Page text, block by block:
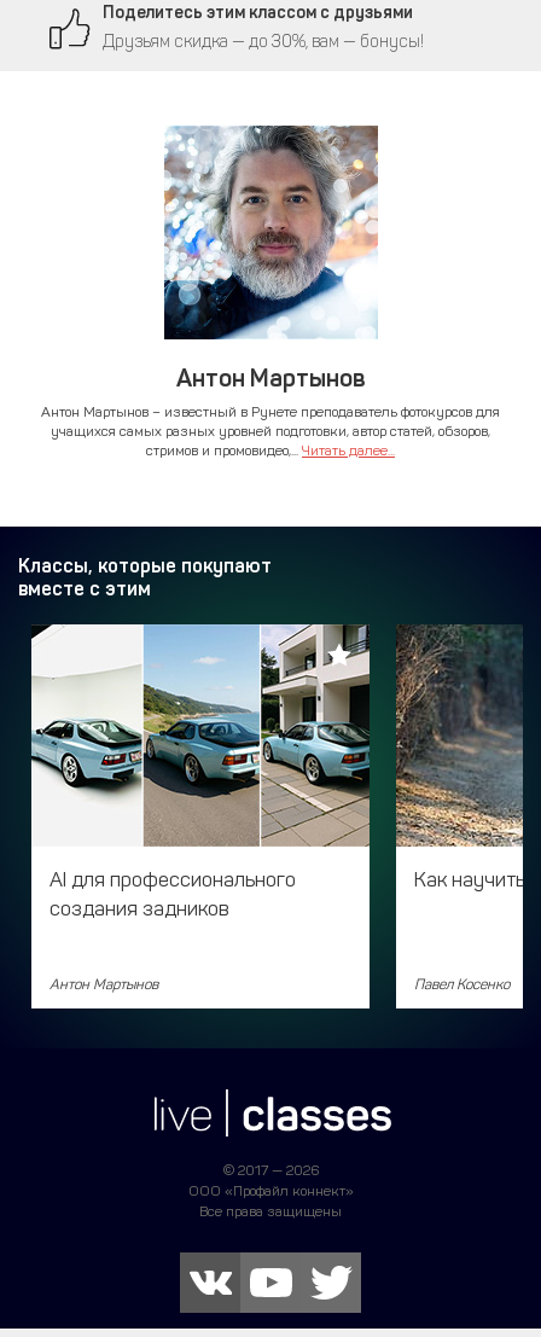
Поделитесь этим классом с друзьями
Друзьям скидка — до 30%, вам — бонусы!
Антон Мартынов
Антон Мартынов – известный в Рунете преподаватель фотокурсов для
учащихся самых разных уровней подготовки, автор статей, обзоров,
стримов и промовидео,... Читать далее...
Классы, которые покупают
вместе с этим
AI для профессионального
создания задников
Антон Мартынов
Как
Павел Косенко
© 2017 — 2026
ООО «Профайл коннект»
Все права защищены